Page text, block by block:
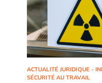
ACTUALITÉ JURIDIQUE -
SÉCURITÉ AU TRAVAIL